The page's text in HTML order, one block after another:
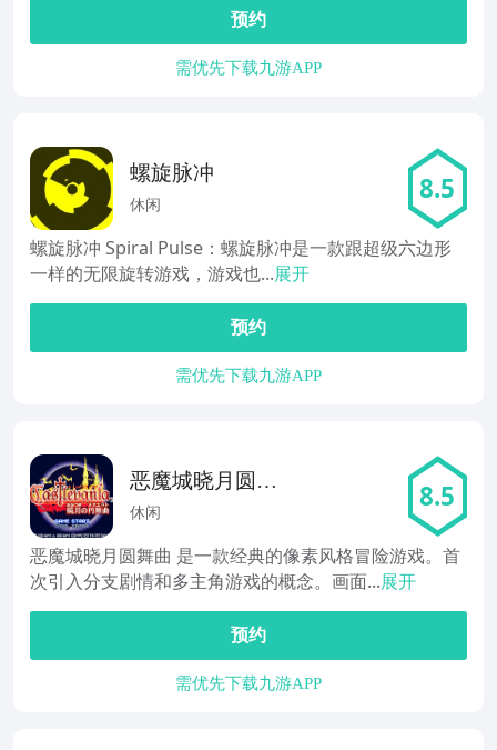
预约
需优先下载九游APP
螺旋脉冲
休闲 8.5
螺旋脉冲 Spiral Pulse：螺旋脉冲是一款跟超级六边形
一样的无限旋转游戏，游戏也...展开
预约
需优先下载九游APP
恶魔城晓月圆舞
曲
休闲 8.5
恶魔城晓月圆舞曲 是一款经典的像素风格冒险游戏。首
次引入分支剧情和多主角游戏的概念。画面...展开
预约
需优先下载九游APP